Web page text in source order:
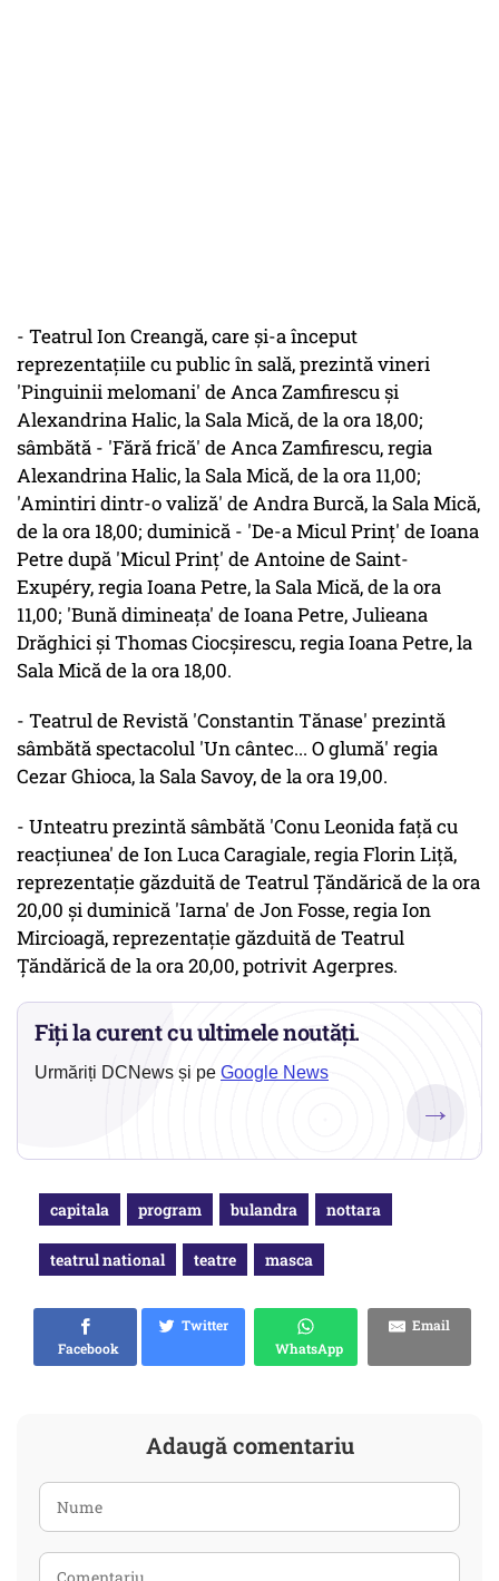
- Teatrul Ion Creangă, care şi-a început
reprezentaţiile cu public în sală, prezintă vineri
'Pinguinii melomani' de Anca Zamfirescu şi
Alexandrina Halic, la Sala Mică, de la ora 18,00;
sâmbătă - 'Fără frică' de Anca Zamfirescu, regia
Alexandrina Halic, la Sala Mică, de la ora 11,00;
'Amintiri dintr-o valiză' de Andra Burcă, la Sala Mică,
de la ora 18,00; duminică - 'De-a Micul Prinţ' de Ioana
Petre după 'Micul Prinţ' de Antoine de Saint-
Exupéry, regia Ioana Petre, la Sala Mică, de la ora
11,00; 'Bună dimineaţa' de Ioana Petre, Julieana
Drăghici şi Thomas Ciocşirescu, regia Ioana Petre, la
Sala Mică de la ora 18,00.
- Teatrul de Revistă 'Constantin Tănase' prezintă
sâmbătă spectacolul 'Un cântec... O glumă' regia
Cezar Ghioca, la Sala Savoy, de la ora 19,00.
- Unteatru prezintă sâmbătă 'Conu Leonida faţă cu
reacţiunea' de Ion Luca Caragiale, regia Florin Liţă,
reprezentaţie găzduită de Teatrul Ţăndărică de la ora
20,00 şi duminică 'Iarna' de Jon Fosse, regia Ion
Mircioagă, reprezentaţie găzduită de Teatrul
Ţăndărică de la ora 20,00, potrivit Agerpres.
Fiți la curent cu ultimele noutăți.
Urmăriți DCNews și pe Google News
→
capitala program bulandra nottara
teatrul national teatre masca
Facebook
Twitter
WhatsApp
Email
Adaugă comentariu